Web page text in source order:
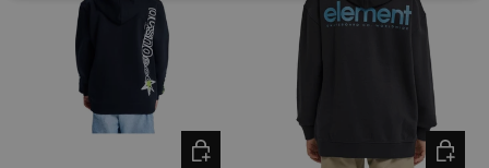
OPTIONEN AUSWÄHLEN